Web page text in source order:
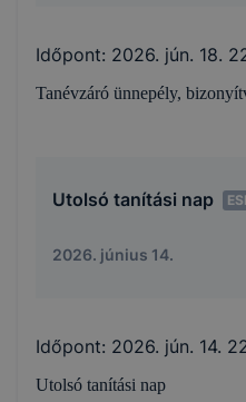
Időpont: 2026. jún. 18.
Tanévzáró ünnepély,
Utolsó tanítási nap
2026. június 14.
Időpont: 2026. jún. 14.
Utolsó tanítási nap